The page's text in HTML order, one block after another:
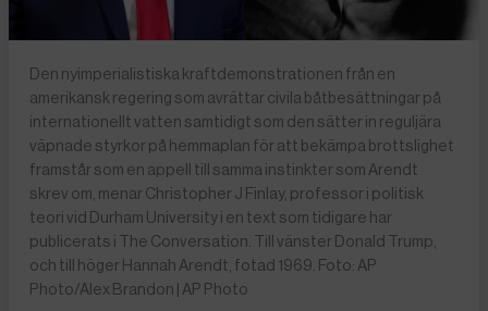
Den nyimperialistiska kraftdemonstrationen från en
amerikansk regering som avrättar civila båtbesättningar på
internationellt vatten samtidigt som den sätter in reguljära
väpnade styrkor på hemmaplan för att bekämpa brottslighet
framstår som en appell till samma instinkter som Arendt
skrev om, menar Christopher J Finlay, professor i politisk
teori vid Durham University i en text som tidigare har
publicerats i The Conversation. Till vänster Donald Trump,
och till höger Hannah Arendt, fotad 1969. Foto: AP
Photo/Alex Brandon | AP Photo